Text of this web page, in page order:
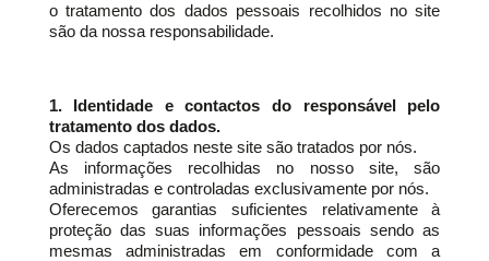
o tratamento dos dados pessoais recolhidos no site
são da nossa responsabilidade.
1. Identidade e contactos do responsável pelo
tratamento dos dados.
Os dados captados neste site são tratados por nós.
As informações recolhidas no nosso site, são
administradas e controladas exclusivamente por nós.
Oferecemos garantias suficientes relativamente à
proteção das suas informações pessoais sendo as
mesmas administradas em conformidade com a